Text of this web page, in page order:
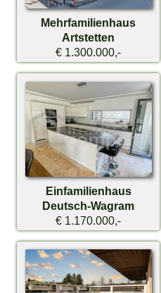
Mehrfamilienhaus
Artstetten
€ 1.300.000,-
Einfamilienhaus
Deutsch-Wagram
€ 1.170.000,-